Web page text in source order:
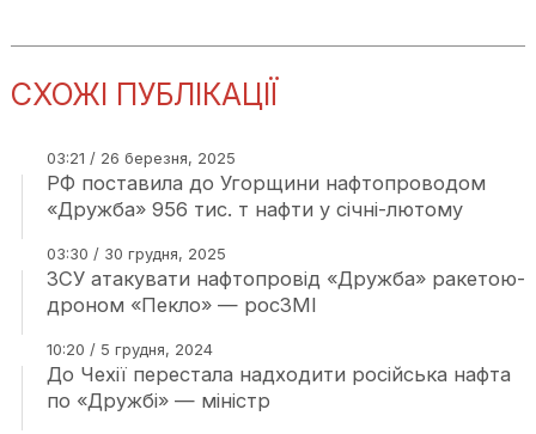
СХОЖІ ПУБЛІКАЦІЇ
03:21 / 26 березня, 2025
РФ поставила до Угорщини нафтопроводом
«Дружба» 956 тис. т нафти у січні-лютому
03:30 / 30 грудня, 2025
ЗСУ атакувати нафтопровід «Дружба» ракетою-
дроном «Пекло» — росЗМІ
10:20 / 5 грудня, 2024
До Чехії перестала надходити російська нафта
по «Дружбі» — міністр